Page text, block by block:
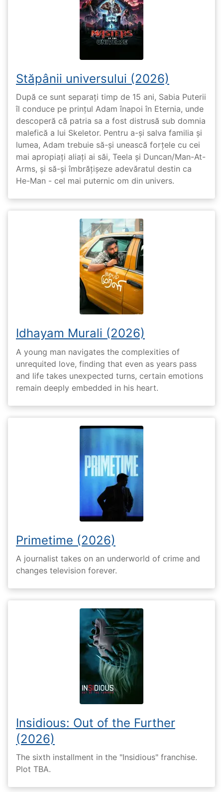
Stăpânii universului (2026)
După ce sunt separați timp de 15 ani, Sabia Puterii
îl conduce pe prințul Adam înapoi în Eternia, unde
descoperă că patria sa a fost distrusă sub domnia
malefică a lui Skeletor. Pentru a-și salva familia și
lumea, Adam trebuie să-și unească forțele cu cei
mai apropiați aliați ai săi, Teela și Duncan/Man-At-
Arms, și să-și îmbrățișeze adevăratul destin ca
He-Man - cel mai puternic om din univers.
Idhayam Murali (2026)
A young man navigates the complexities of
unrequited love, finding that even as years pass
and life takes unexpected turns, certain emotions
remain deeply embedded in his heart.
Primetime (2026)
A journalist takes on an underworld of crime and
changes television forever.
Insidious: Out of the Further
(2026)
The sixth installment in the "Insidious" franchise.
Plot TBA.